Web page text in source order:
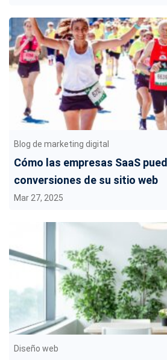
Blog de marketing digital
Cómo las empresas SaaS
conversiones de su sitio web
Mar 27, 2025
Diseño web